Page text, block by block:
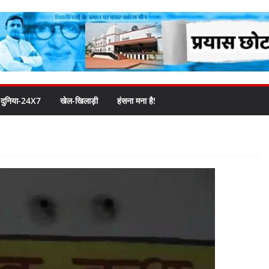
दुनिया-24X7 खेल-खिलाड़ी हंसना मना है!